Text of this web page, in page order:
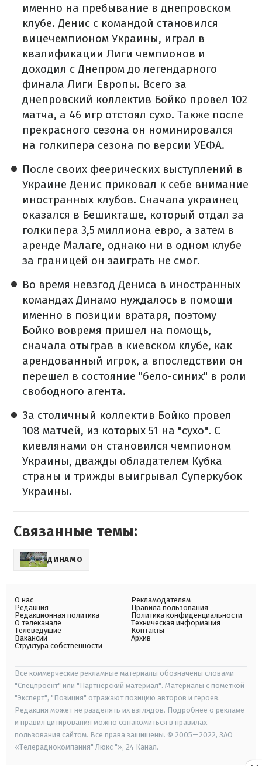
именно на пребывание в днепровском
клубе. Денис с командой становился
вицечемпионом Украины, играл в
квалификации Лиги чемпионов и
доходил с Днепром до легендарного
финала Лиги Европы. Всего за
днепровский коллектив Бойко провел 102
матча, а 46 игр отстоял сухо. Также после
прекрасного сезона он номинировался
на голкипера сезона по версии УЕФА.
После своих феерических выступлений в
Украине Денис приковал к себе внимание
иностранных клубов. Сначала украинец
оказался в Бешикташе, который отдал за
голкипера 3,5 миллиона евро, а затем в
аренде Малаге, однако ни в одном клубе
за границей он заиграть не смог.
Во время невзгод Дениса в иностранных
командах Динамо нуждалось в помощи
именно в позиции вратаря, поэтому
Бойко вовремя пришел на помощь,
сначала отыграв в киевском клубе, как
арендованный игрок, а впоследствии он
перешел в состояние "бело-синих" в роли
свободного агента.
За столичный коллектив Бойко провел
108 матчей, из которых 51 на "сухо". С
киевлянами он становился чемпионом
Украины, дважды обладателем Кубка
страны и трижды выигрывал Суперкубок
Украины.
Связанные темы:
ДИНАМО
О нас
Редакция
Редакционная политика
О телеканале
Телеведущие
Вакансии
Структура собственности
Рекламодателям
Правила пользования
Политика конфиденциальности
Техническая информация
Контакты
Архив
Все коммерческие рекламные материалы обозначены словами
"Спецпроект" или "Партнерский материал". Материалы с пометкой
"Эксперт", "Позиция" отражают позицию авторов и героев.
Редакция может не разделять их взглядов. Подробнее о рекламе
и правил цитирования можно ознакомиться в правилах
пользования сайтом. Все права защищены. © 2005—2022, ЗАО
«Телерадиокомпания" Люкс "», 24 Канал.